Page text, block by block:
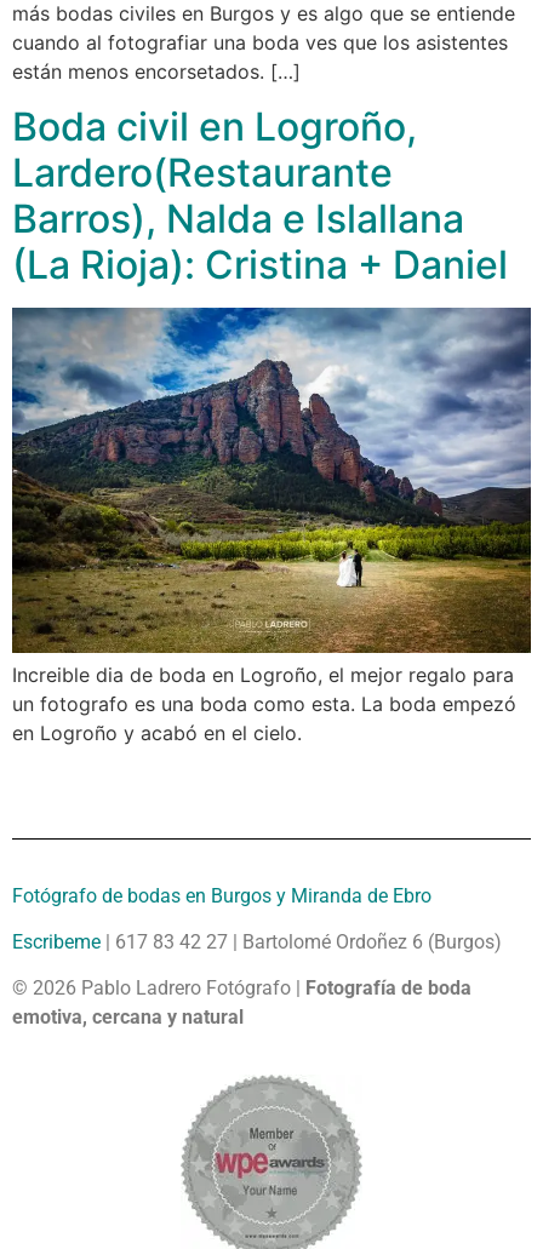
más bodas civiles en Burgos y es algo que se entiende
cuando al fotografiar una boda ves que los asistentes
están menos encorsetados. […]
Boda civil en Logroño,
Lardero(Restaurante
Barros), Nalda e Islallana
(La Rioja): Cristina + Daniel
Increible dia de boda en Logroño, el mejor regalo para
un fotografo es una boda como esta. La boda empezó
en Logroño y acabó en el cielo.
Fotógrafo de bodas en Burgos y Miranda de Ebro
Escribeme | 617 83 42 27 | Bartolomé Ordoñez 6 (Burgos)
© 2026 Pablo Ladrero Fotógrafo |
Fotografía de boda
emotiva, cercana y natural